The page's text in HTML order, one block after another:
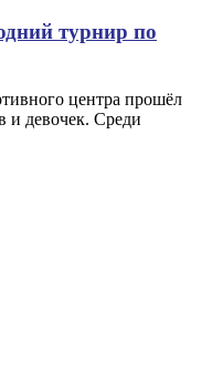
турнир по
центра прошёл
и девочек. Среди